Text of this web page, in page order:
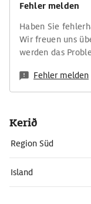
Fehler melden
Haben Sie
Wir freuen uns
werden das
Fehler melden
Kerið
Region Süd
Island